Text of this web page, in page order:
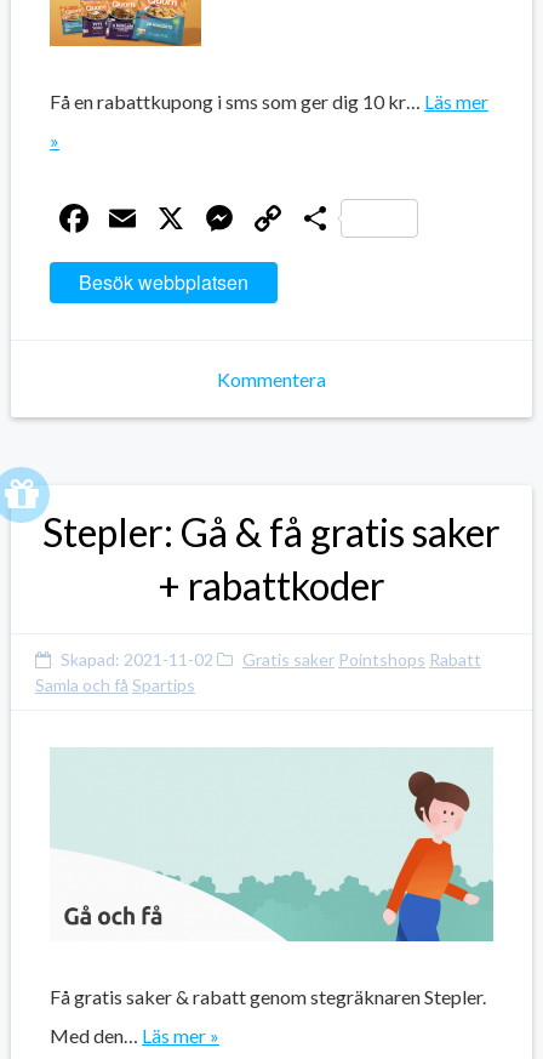
Få en rabattkupong i sms som ger dig 10 kr… Läs mer
»
Facebook
Email
X Messenger
CopyDela
Besök webbplatsen
Kommentera
Stepler: Gå & få gratis saker
+ rabattkoder
Skapad: 2021-11-02 Gratis saker Pointshops Rabatt
Samla och få Spartips
Få gratis saker & rabatt genom stegräknaren Stepler.
Med den… Läs mer »